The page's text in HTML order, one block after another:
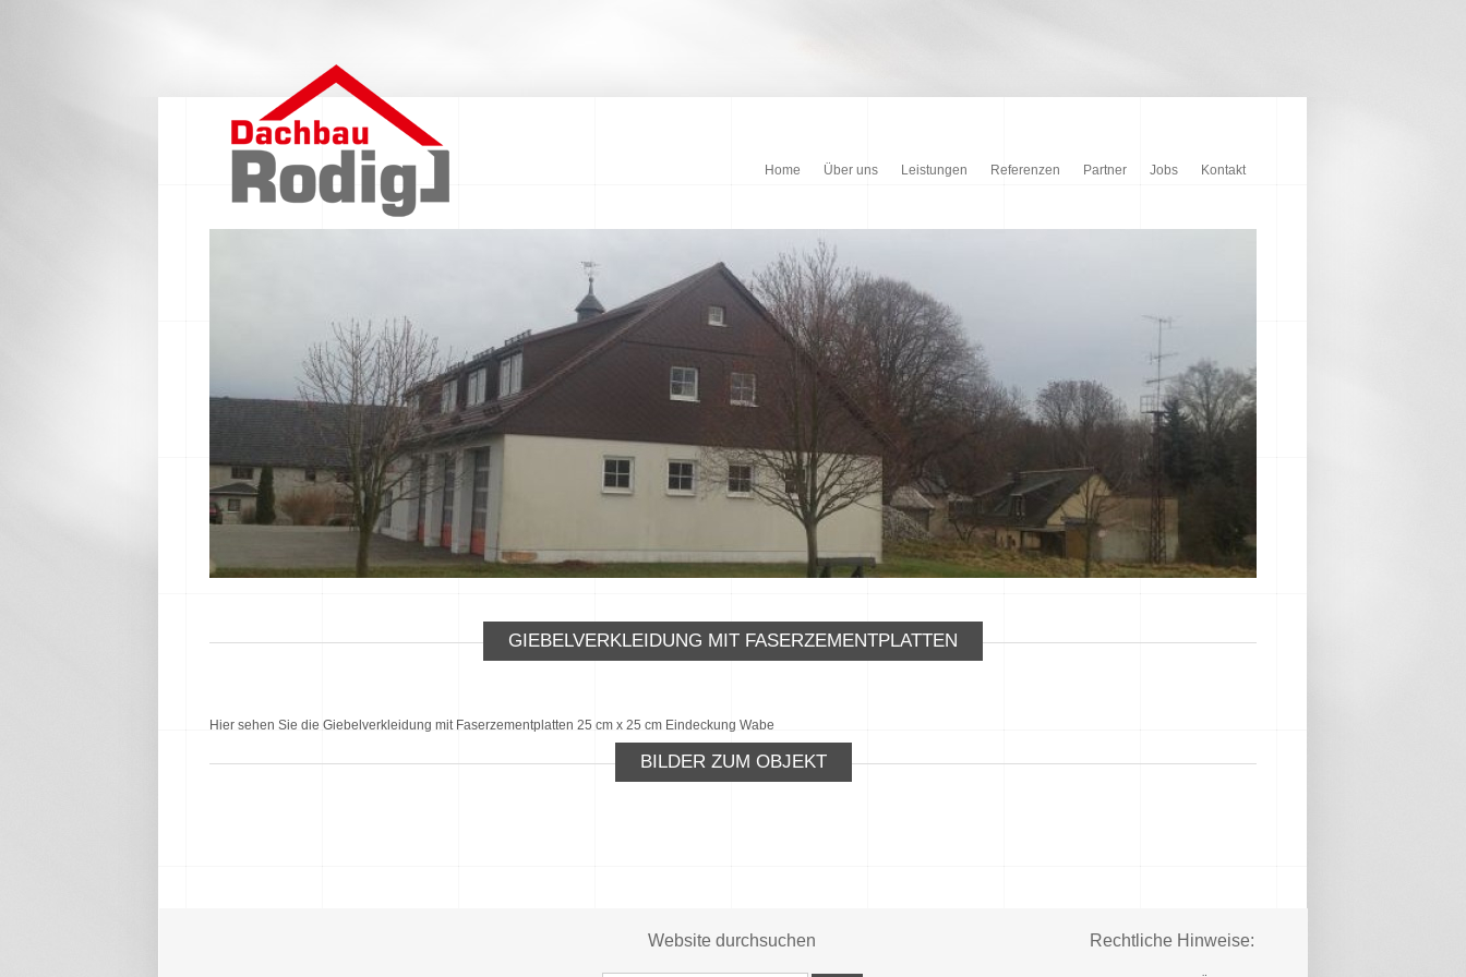
Home Über uns Leistungen Referenzen Partner Jobs Kontakt
GIEBELVERKLEIDUNG MIT FASERZEMENTPLATTEN
Hier sehen Sie die Giebelverkleidung mit Faserzementplatten 25 cm x 25 cm Eindeckung Wabe
BILDER ZUM OBJEKT
Website durchsuchen Rechtliche Hinweise: